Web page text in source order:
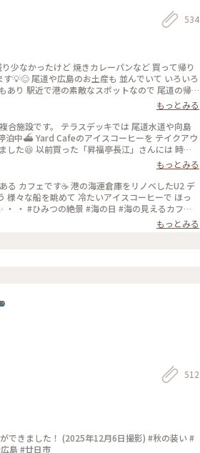
534
少なかったけど 焼きカレーパンなど 買って帰り
💡😊 尾道や広島のお土産も 並んでいて いろいろ
あり 駅近で港の素敵なスポットなので 尾道の帰
ン #カレーパン #尾道のパン屋さん #うちカフェ
もっとみる
合施設です。 テラスデッキでは 尾道水道や向島
泊中⛴️ Yard Cafeのアイスコーヒーを テイクアウ
した😆 以前買った「昇福亭長江」さんには 時期
のだと思いますが ３年ぶりに食べるはっさく大
#ひ
く大福 #八朔 #大福 #松愛堂 #尾道スイーツ #和ス
リー #尾道水道 #瀬戸内 #瀬戸内海 #海岸通り #
もっとみる
る カフェです☕️ 港の海運倉庫をリノベしたU2 デ
様々な船を眺めて 冷たいアイスコーヒーで ほっ
の日 #海の見えるカフェ #
#YardCafe #アイスコーヒー #コーヒー #ほっと
ん #海 #瀬戸内 #瀬戸内海 #尾道水道 #向島 #港 #
もっとみる
512
きました！ (2025年12月6日撮影) #秋の装い #
#嚴島神社 #世界遺産 #広島 #廿日市